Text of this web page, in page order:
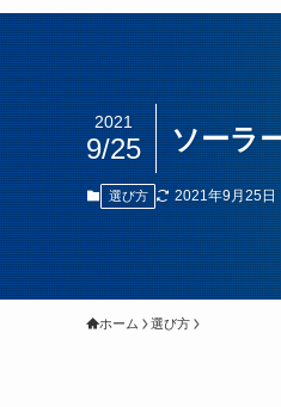
ソーラ
2021
9/25
選び方 2021年9月25日
ホーム 選び方